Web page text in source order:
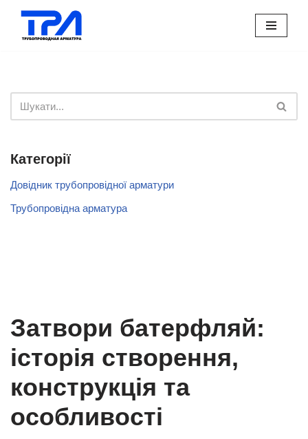
Перейти
Категорії
Довідник трубопровідної арматури
Трубопровідна арматура
Затвори батерфляй:
історія створення,
конструкція та
особливості